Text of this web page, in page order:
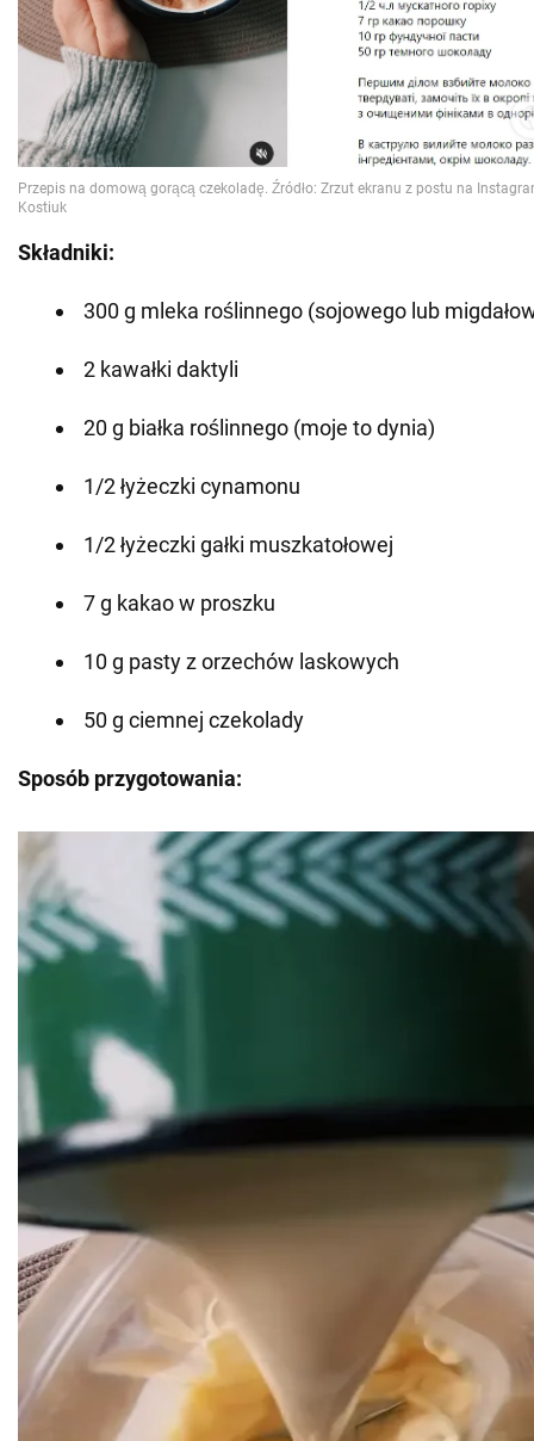
Składniki:
300 g mleka roślinnego (sojowego lub
2 kawałki daktyli
20 g białka roślinnego (moje to dynia)
1/2 łyżeczki cynamonu
1/2 łyżeczki gałki muszkatołowej
7 g kakao w proszku
10 g pasty z orzechów laskowych
50 g ciemnej czekolady
Sposób przygotowania: